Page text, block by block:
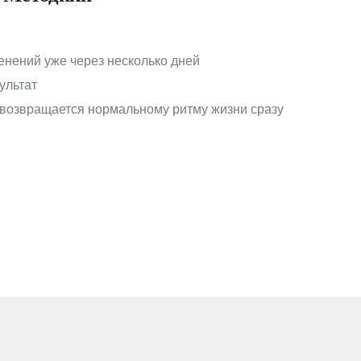
уже через несколько дней
нормальному ритму жизни сразу